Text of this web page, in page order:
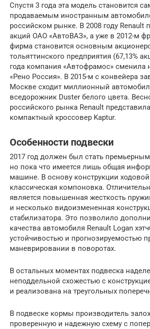
Спустя 3 года эта модель становится
продаваемым иностранным
российском рынке. В 2008 году Renault
акций ОАО «АвтоВАЗ», а уже в 2012-м
фирма становится основным
тольяттинского предприятия (67,13%
года компания «Автофрамос» сменила
«Рено Россия». В 2015-м с конвейера
Москве сходит миллионный
вседорожник Duster белого цвета.
российского рынка Renault
компактный кроссовер Kaptur.
Особенности подвески
2017 год должен был стать премьерным
но пока что имеется лишь общая
машине. В основу конструкции
классическая компоновка.
является повышенная жесткость
и несколько видоизмененная
стабилизатора. Это позволило
качества автомобиля Renault Logan
устойчивостью и прогнозируемостью
маневрировании в поворотах.
В остальных моментах подвеска
неподдельной схожестью с
и реализована на треугольных
В подвеске кормы производитель
проверенную и надежную схему с